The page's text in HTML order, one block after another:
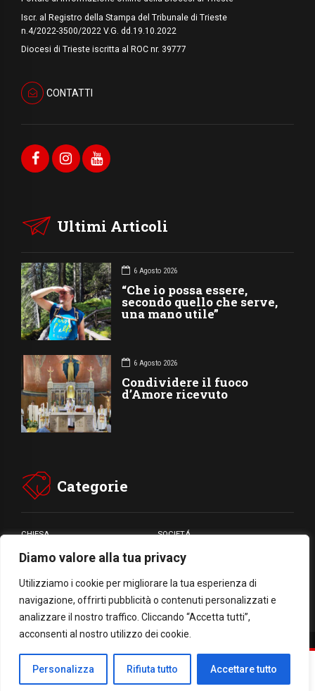
Diamo valore alla tua privacy
Utilizziamo i cookie per migliorare la tua esperienza di
navigazione, offrirti pubblicità o contenuti personalizzati e
analizzare il nostro traffico. Cliccando “Accetta tutti”,
acconsenti al nostro utilizzo dei cookie.
Personalizza Rifiuta tutto Accettare tutto
Iscr. al Registro della Stampa del Tribunale di Trieste
n.4/2022-3500/2022 V.G. dd.19.10.2022
Diocesi di Trieste iscritta al ROC nr. 39777
CONTATTI
Ultimi Articoli
6 Agosto 2026
“Che io possa essere,
secondo quello che serve,
una mano utile”
6 Agosto 2026
Condividere il fuoco
d’Amore ricevuto
Categorie
CHIESA SOCIETÁ
CARITÁ GIUBILEO
CULTURA MEDIA
Facebook
WhatsApp
Threads
Email
Condividi